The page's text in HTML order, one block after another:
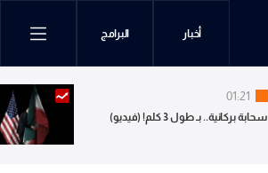
أخبار البرامج
01:21
سحابة بركانية.. بـ طول 3 كلم! (فيديو)